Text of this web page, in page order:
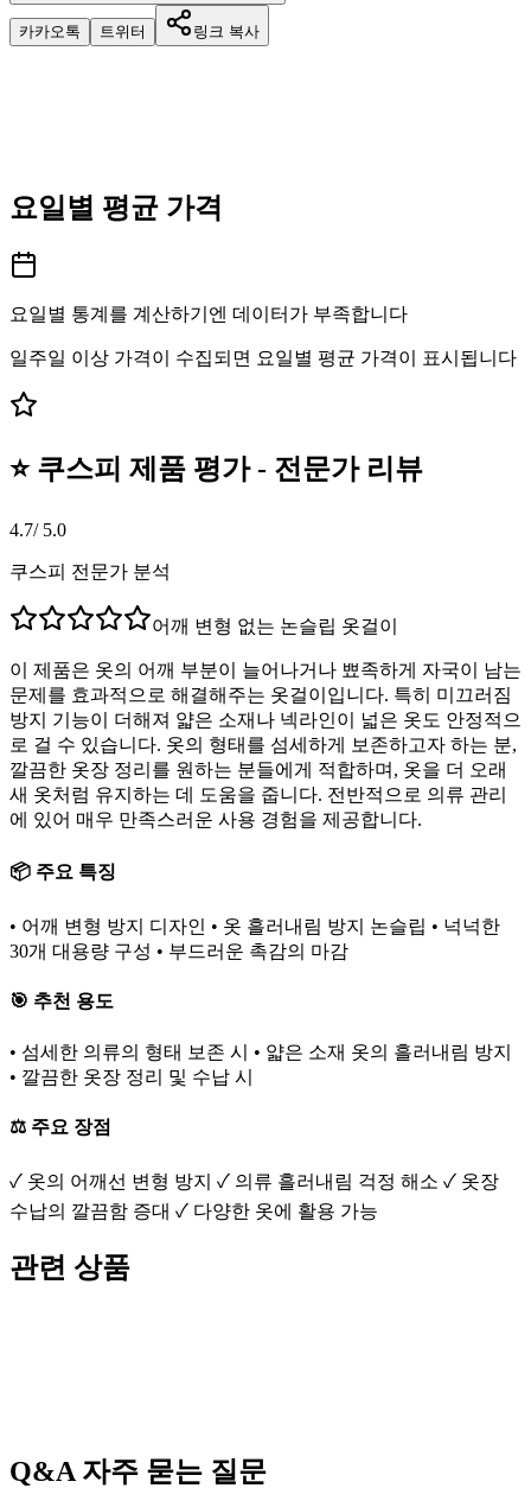
카카오톡 트위터 링크 복사
요일별 평균 가격
요일별 통계를 계산하기엔 데이터가 부족합니다
일주일 이상 가격이 수집되면 요일별 평균 가격이 표시됩니다
⭐ 쿠스피 제품 평가 - 전문가 리뷰
4.7/ 5.0
쿠스피 전문가 분석
어깨 변형 없는 논슬립 옷걸이
이 제품은 옷의 어깨 부분이 늘어나거나 뾰족하게 자국이 남는
문제를 효과적으로 해결해주는 옷걸이입니다. 특히 미끄러짐
방지 기능이 더해져 얇은 소재나 넥라인이 넓은 옷도 안정적으
로 걸 수 있습니다. 옷의 형태를 섬세하게 보존하고자 하는 분,
깔끔한 옷장 정리를 원하는 분들에게 적합하며, 옷을 더 오래
새 옷처럼 유지하는 데 도움을 줍니다. 전반적으로 의류 관리
에 있어 매우 만족스러운 사용 경험을 제공합니다.
📦 주요 특징
• 어깨 변형 방지 디자인 • 옷 흘러내림 방지 논슬립 • 넉넉한
30개 대용량 구성 • 부드러운 촉감의 마감
🎯 추천 용도
• 섬세한 의류의 형태 보존 시 • 얇은 소재 옷의 흘러내림 방지
• 깔끔한 옷장 정리 및 수납 시
⚖️ 주요 장점
✓ 옷의 어깨선 변형 방지 ✓ 의류 흘러내림 걱정 해소 ✓ 옷장
수납의 깔끔함 증대 ✓ 다양한 옷에 활용 가능
관련 상품
Q&A 자주 묻는 질문